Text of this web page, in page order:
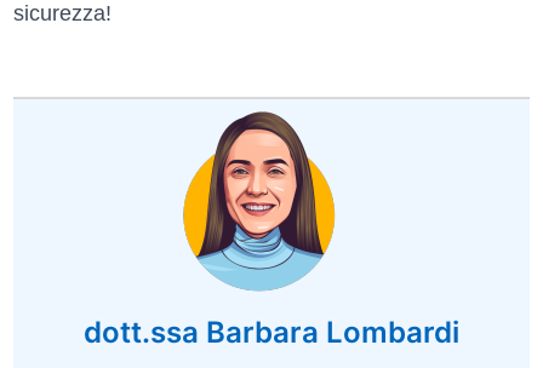
sicurezza!
dott.ssa Barbara Lombardi